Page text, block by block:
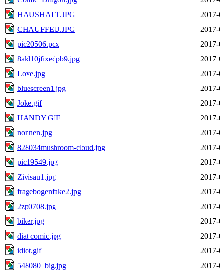
HAUSHALT.JPG
CHAUFFEU.JPG
pic20506.pcx
8akl10jfixedpb9.jpg
Love.jpg
bluescreen1.jpg
Joke.gif
HANDY.GIF
nonnen.jpg
828034mushroom-cloud.jpg
pic19549.jpg
Zivisau1.jpg
fragebogenfake2.jpg
2zp0708.jpg
biker.jpg
diat comic.jpg
idiot.gif
548080_big.jpg